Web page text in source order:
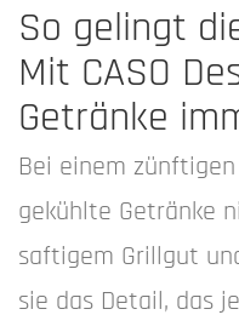
So gelingt
Mit CASO
Getränke
Bei einem
gekühlte Getränke
saftigem Grillgut
sie das Detail, das